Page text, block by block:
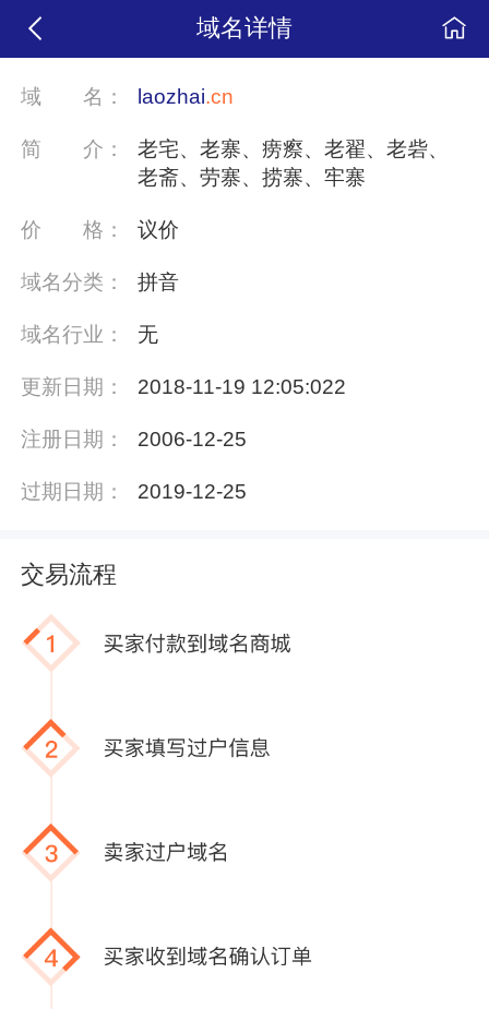
域名详情
域名： laozhai.cn
简 介：
老宅、老寨、痨瘵、老翟、老砦、
老斋、劳寨、捞寨、牢寨
价格： 议价
域名分类： 拼音
域名行业： 无
更新日期： 2018-11-19 12:05:022
注册日期： 2006-12-25
过期日期： 2019-12-25
交易流程